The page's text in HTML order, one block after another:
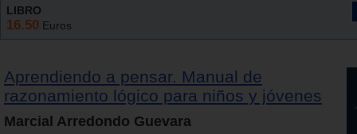
LIBRO
16.50 Euros
Aprendiendo a pensar. Manual de
razonamiento lógico para niños y jóvenes
Marcial Arredondo Guevara